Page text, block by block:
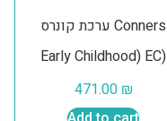
ערכת קונרס Conners
Early Childhood) EC)
471.00 ₪